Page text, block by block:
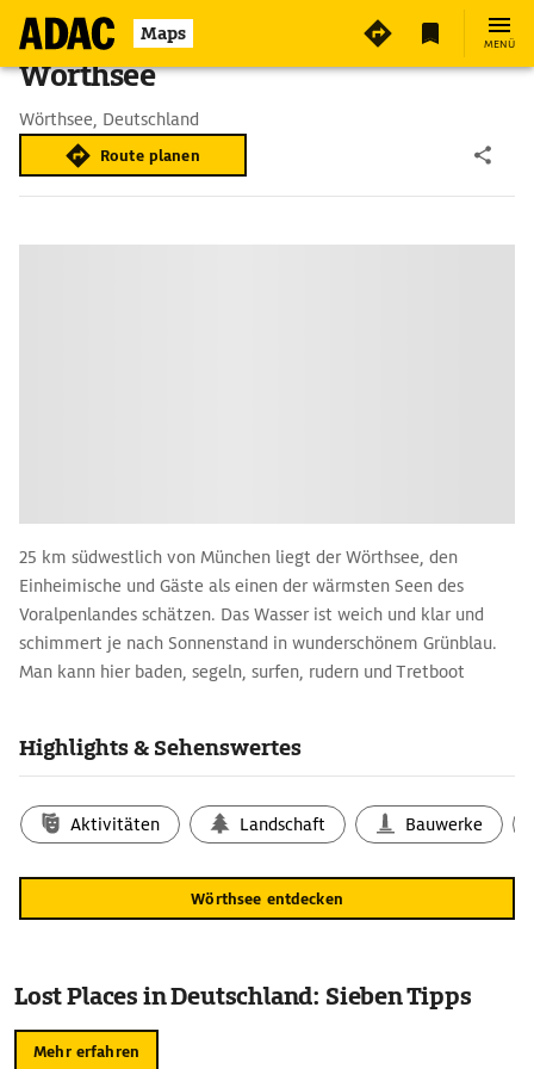
Maps MENÜ
Wörthsee
Wörthsee, Deutschland
Route planen
25 km südwestlich von München liegt der Wörthsee, den
Einheimische und Gäste als einen der wärmsten Seen des
Voralpenlandes schätzen. Das Wasser ist weich und klar und
schimmert je nach Sonnenstand in wunderschönem Grünblau.
Man kann hier baden, segeln, surfen, rudern und Tretboot
erwärmen sich schnell. Im Winter frieren sie zu und eignen sich
Highlights & Sehenswertes
Aktivitäten Landschaft Bauwerke
Wörthsee entdecken
Lost Places in Deutschland: Sieben Tipps
Mehr erfahren